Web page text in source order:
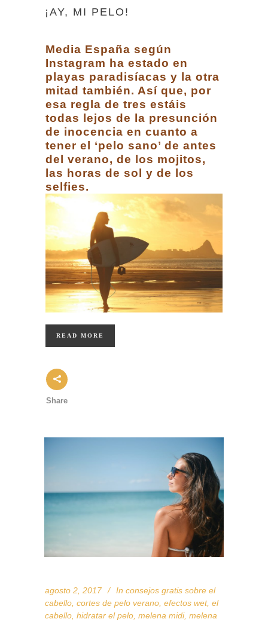
¡AY, MI PELO!
Media España según
Instagram ha estado en
playas paradisíacas y la otra
mitad también. Así que, por
esa regla de tres estáis
todas lejos de la presunción
de inocencia en cuanto a
tener el ‘pelo sano’ de antes
del verano, de los mojitos,
las horas de sol y de los
selfies.
READ MORE
Share
agosto 2, 2017 In consejos gratis sobre el
cabello cortes de pelo verano efectos wet, el
cabello hidratar el pelo melena midi, melena